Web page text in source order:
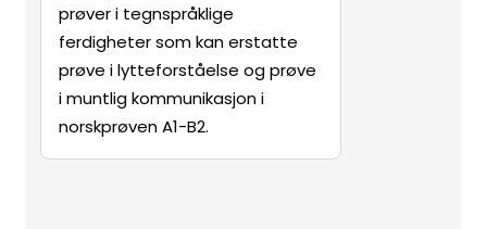
prøver i tegnspråklige
ferdigheter som kan erstatte
prøve i lytteforståelse og prøve
i muntlig kommunikasjon i
norskprøven A1-B2.